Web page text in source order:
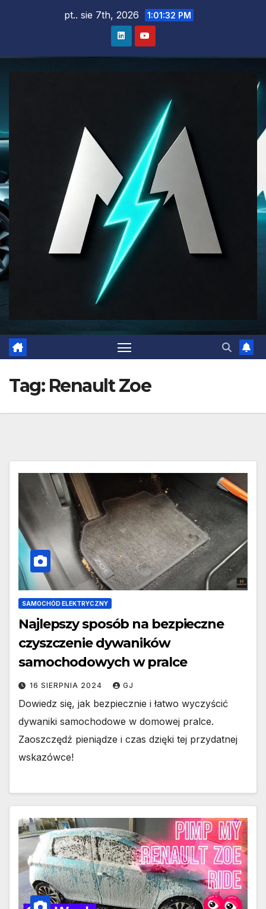
pt.. sie 7th, 2026 1:01:33 PM
Tag: Renault Zoe
SAMOCHÓD ELEKTRYCZNY
Najlepszy sposób na bezpieczne
czyszczenie dywaników
samochodowych w pralce
16 SIERPNIA 2024 GJ
Dowiedz się, jak bezpiecznie i łatwo wyczyścić
dywaniki samochodowe w domowej pralce.
Zaoszczędź pieniądze i czas dzięki tej przydatnej
wskazówce!